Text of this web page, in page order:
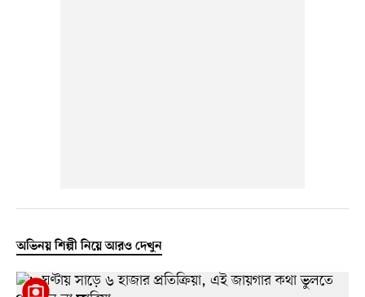
অভিনয় শিল্পী নিয়ে আরও দেখুন